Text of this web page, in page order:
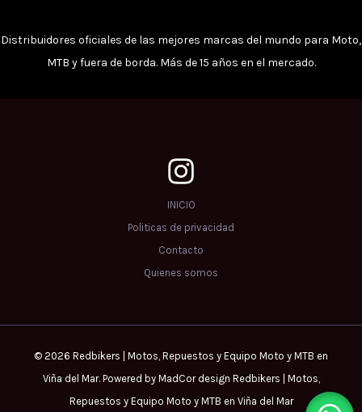
Distribuidores oficiales de las mejores marcas del mundo para Moto,
MTB y fuera de borda. Más de 15 años en el mercado.
INICIO
Politicas de privacidad
Contacto
Quienes somos
© 2026 Redbikers | Motos, Repuestos y Equipo Moto y MTB en
Viña del Mar. Powered by MadCor design Redbikers | Motos,
Repuestos y Equipo Moto y MTB en Viña del Mar